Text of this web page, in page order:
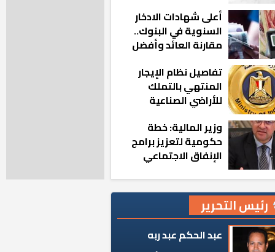
المناصب؟
أعلى شهادات الادخار
السنوية في البنوك..
مقارنة العائد وأفضل
تفاصيل نظام الإيجار
المنتهي بالتملك
للأراضي الصناعية
وزير المالية: خطة
حكومية لتعزيز برامج
الإنفاق الاجتماعي
رئيس التحرير
عبد الحكم عبد ربه